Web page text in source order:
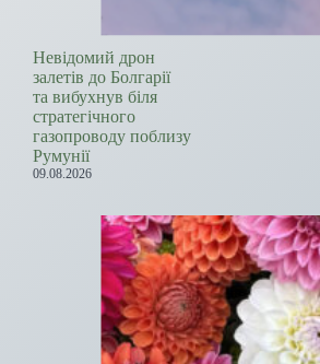
Невідомий дрон
залетів до Болгарії
та вибухнув біля
стратегічного
газопроводу поблизу
Румунії
09.08.2026